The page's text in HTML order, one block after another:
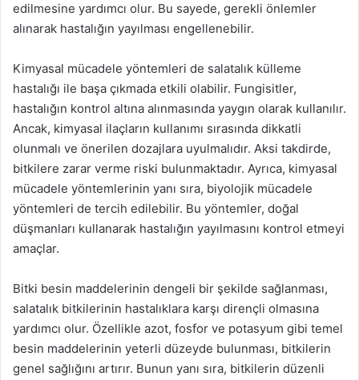
edilmesine yardımcı olur. Bu sayede, gerekli önlemler
alınarak hastalığın yayılması engellenebilir.
Kimyasal mücadele yöntemleri de salatalık külleme
hastalığı ile başa çıkmada etkili olabilir. Fungisitler,
hastalığın kontrol altına alınmasında yaygın olarak kullanılır.
Ancak, kimyasal ilaçların kullanımı sırasında dikkatli
olunmalı ve önerilen dozajlara uyulmalıdır. Aksi takdirde,
bitkilere zarar verme riski bulunmaktadır. Ayrıca, kimyasal
mücadele yöntemlerinin yanı sıra, biyolojik mücadele
yöntemleri de tercih edilebilir. Bu yöntemler, doğal
düşmanları kullanarak hastalığın yayılmasını kontrol etmeyi
amaçlar.
Bitki besin maddelerinin dengeli bir şekilde sağlanması,
salatalık bitkilerinin hastalıklara karşı dirençli olmasına
yardımcı olur. Özellikle azot, fosfor ve potasyum gibi temel
besin maddelerinin yeterli düzeyde bulunması, bitkilerin
genel sağlığını artırır. Bunun yanı sıra, bitkilerin düzenli